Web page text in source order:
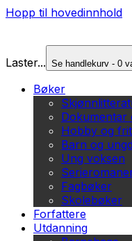
Hopp til hovedinnhold
Laster... Se handlekurv - 0
Bøker
Dokumentar
Hobby og
Barn og
Ung voksen
Fagbøker
Skolebøker
Forfattere
Utdanning